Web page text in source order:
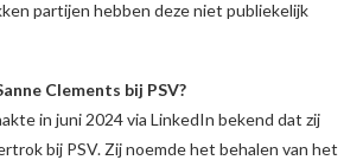
partijen hebben deze niet publiekelijk
Clements bij PSV?
in juni 2024 via LinkedIn bekend dat zij
bij PSV. Zij noemde het behalen van het